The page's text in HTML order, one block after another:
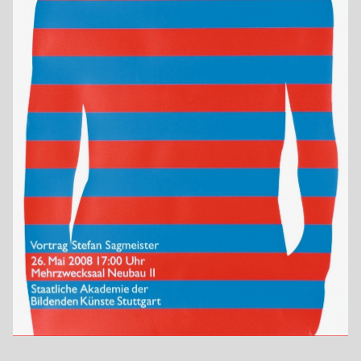
Format
Drucktechnik
Siebdruck
Druckerei
Druckwerkstatt der Staatlichen Akademie der Bildenden
Künste Stuttgart
Universität
Projektauftrag an der Staatlichen Akademie der Bildenden
Künste Stuttgart, Betreuung: Prof. Niklaus Troxler
Auftraggeber
Staatliche Akademie der Bildenden Künste Stuttgart